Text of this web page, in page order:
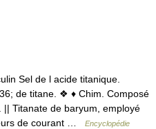
Sel de l acide titanique.
de titane. ❖ ♦ Chim. Composé
Titanate de baryum, employé
de courant …
Encyclopédie